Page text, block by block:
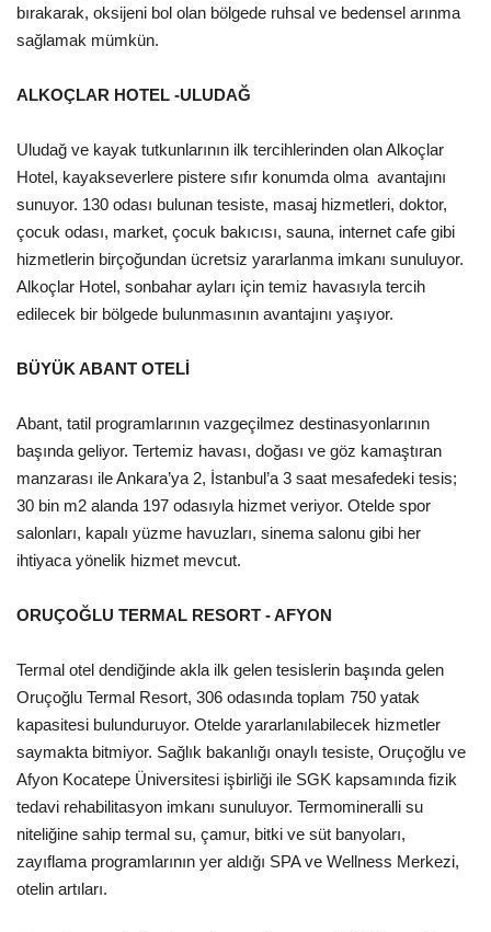
bırakarak, oksijeni bol olan bölgede ruhsal ve bedensel arınma
sağlamak mümkün.
ALKOÇLAR HOTEL -ULUDAĞ
Uludağ ve kayak tutkunlarının ilk tercihlerinden olan Alkoçlar
Hotel, kayakseverlere pistere sıfır konumda olma avantajını
sunuyor. 130 odası bulunan tesiste, masaj hizmetleri, doktor,
çocuk odası, market, çocuk bakıcısı, sauna, internet cafe gibi
hizmetlerin birçoğundan ücretsiz yararlanma imkanı sunuluyor.
Alkoçlar Hotel, sonbahar ayları için temiz havasıyla tercih
edilecek bir bölgede bulunmasının avantajını yaşıyor.
BÜYÜK ABANT OTELİ
Abant, tatil programlarının vazgeçilmez destinasyonlarının
başında geliyor. Tertemiz havası, doğası ve göz kamaştıran
manzarası ile Ankara’ya 2, İstanbul’a 3 saat mesafedeki tesis;
30 bin m2 alanda 197 odasıyla hizmet veriyor. Otelde spor
salonları, kapalı yüzme havuzları, sinema salonu gibi her
ihtiyaca yönelik hizmet mevcut.
ORUÇOĞLU TERMAL RESORT - AFYON
Termal otel dendiğinde akla ilk gelen tesislerin başında gelen
Oruçoğlu Termal Resort, 306 odasında toplam 750 yatak
kapasitesi bulunduruyor. Otelde yararlanılabilecek hizmetler
saymakta bitmiyor. Sağlık bakanlığı onaylı tesiste, Oruçoğlu ve
Afyon Kocatepe Üniversitesi işbirliği ile SGK kapsamında fizik
tedavi rehabilitasyon imkanı sunuluyor. Termomineralli su
niteliğine sahip termal su, çamur, bitki ve süt banyoları,
zayıflama programlarının yer aldığı SPA ve Wellness Merkezi,
otelin artıları.